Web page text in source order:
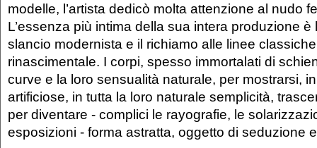
modelle, l’artista dedicò molta attenzione al nudo
L’essenza più intima della sua intera produzione è
slancio modernista e il richiamo alle linee
rinascimentale. I corpi, spesso immortalati di
curve e la loro sensualità naturale, per mostrarsi,
artificiose, in tutta la loro naturale semplicità,
per diventare - complici le rayografie, le
esposizioni - forma astratta, oggetto di seduzione